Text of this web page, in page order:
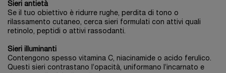
Sieri antietà
Se il tuo obiettivo è ridurre rughe, perdita di tono o
rilassamento cutaneo, cerca sieri formulati con attivi quali
retinolo, peptidi o attivi rassodanti.
Sieri illuminanti
Contengono spesso vitamina C, niacinamide o acido ferulico.
Questi sieri contrastano l’opacità, uniformano l’incarnato e